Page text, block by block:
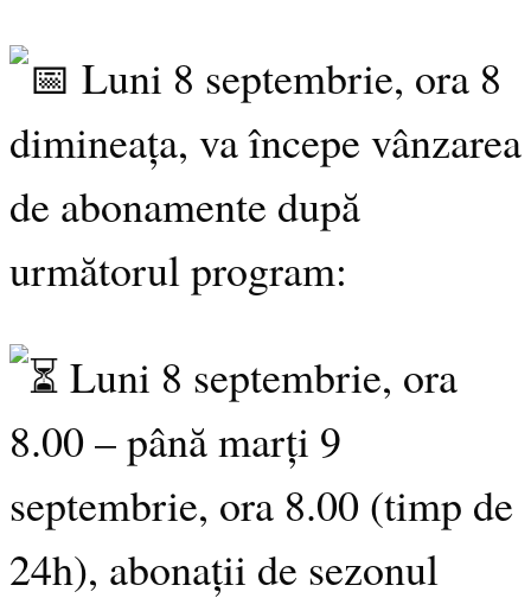
Luni 8 septembrie, ora 8
dimineața, va începe vânzarea
de abonamente după
următorul program:
Luni 8 septembrie, ora
8.00 – până marți 9
septembrie, ora 8.00 (timp de
24h), abonații de sezonul